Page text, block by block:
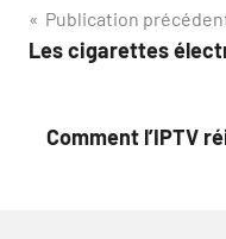
Navigation
de
Publication
Les cigarettes
Comment l’IPTV